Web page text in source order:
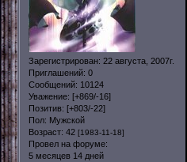
Зарегистрирован: 22 августа, 2007г.
Приглашений: 0
Сообщений: 10124
Уважение: [+869/-16]
Позитив: [+803/-22]
Пол: Мужской
Возраст: 42 [1983-11-18]
Провел на форуме:
5 месяцев 14 дней